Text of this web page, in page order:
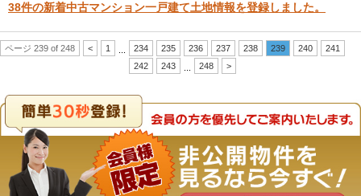
38件の新着中古マンション一戸建て土地情報を登録しました。
ページ 239 of 248 < 1 234 235 236 237 238 239 240
241
242
243 248 >